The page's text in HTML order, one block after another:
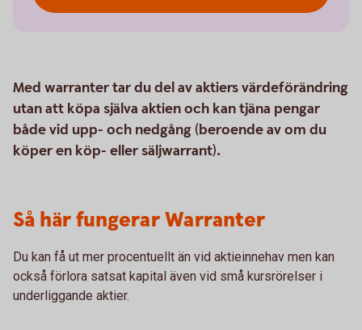
Med warranter tar du del av aktiers värdeförändring
utan att köpa själva aktien och kan tjäna pengar
både vid upp- och nedgång (beroende av om du
köper en köp- eller säljwarrant).
Så här fungerar Warranter
Du kan få ut mer procentuellt än vid aktieinnehav men kan
också förlora satsat kapital även vid små kursrörelser i
underliggande aktier.